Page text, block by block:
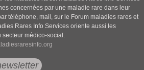
concernées par une maladie rare dans leur
téléphone, mail, sur le Forum maladies rares et
Rares Info Services oriente aussi les
secteur médico-social.